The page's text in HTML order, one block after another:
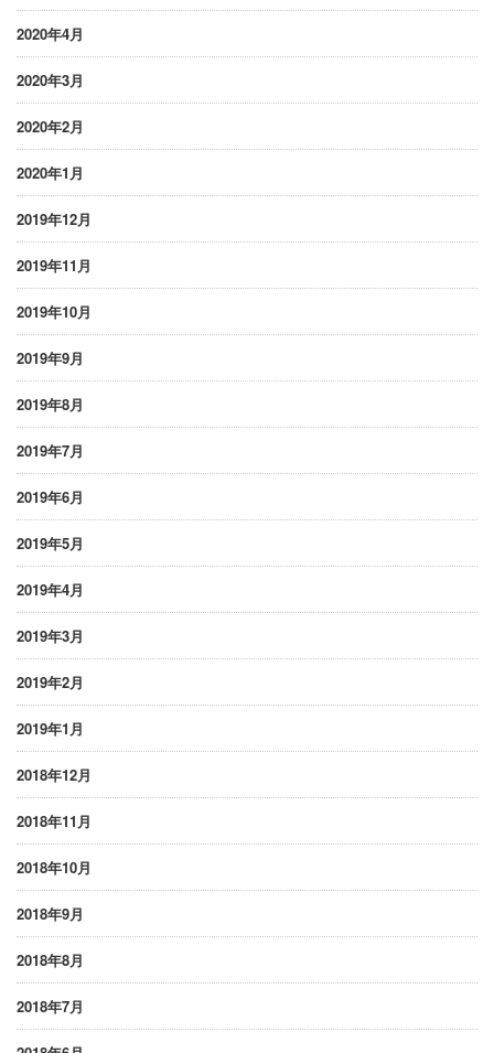
2020年4月
2020年3月
2020年2月
2020年1月
2019年12月
2019年11月
2019年10月
2019年9月
2019年8月
2019年7月
2019年6月
2019年5月
2019年4月
2019年3月
2019年2月
2019年1月
2018年12月
2018年11月
2018年10月
2018年9月
2018年8月
2018年7月